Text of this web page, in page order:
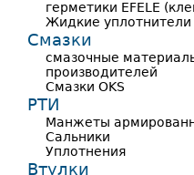
герметики EFELE
Жидкие уплотнители
Смазки
смазочные
производителей
Смазки OKS
РТИ
Манжеты
Сальники
Уплотнения
Втулки